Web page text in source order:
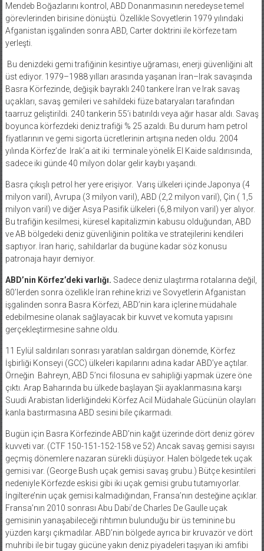
Mendeb Boğazlarını kontrol, ABD Donanmasının neredeyse temel
görevlerinden birisine dönüştü. Özellikle Sovyetlerin 1979 yılındaki
Afganistan işgalinden sonra ABD, Carter doktrini ile körfeze tam
yerleşti.
Bu denizdeki gemi trafiğinin kesintiye uğraması, enerji güvenliğini alt
üst ediyor. 1979–1988 yılları arasında yaşanan İran–Irak savaşında
Basra Körfezinde, değişik bayraklı 240 tankere İran ve Irak savaş
uçakları, savaş gemileri ve sahildeki füze bataryaları tarafından
taarruz geliştirildi. 240 tankerin 55’i batırıldı veya ağır hasar aldı. Savaş
boyunca körfezdeki deniz trafiği % 25 azaldı. Bu durum ham petrol
fiyatlarının ve gemi sigorta ücretlerinin artışına neden oldu. 2004
yılında Körfez’de
Irak’a ait iki terminale yönelik El Kaide saldırısında,
sadece iki günde 40 milyon dolar gelir kaybı yaşandı.
Basra çıkışlı petrol her yere erişiyor. Varış ülkeleri içinde Japonya (4
milyon varil), Avrupa (3 milyon varil), ABD (2,2 milyon varil), Çin ( 1,5
milyon varil) ve diğer Asya Pasifik ülkeleri (6,8 milyon varil) yer alıyor.
Bu trafiğin kesilmesi, küresel kapitalizmin kabusu olduğundan, ABD
ve AB bölgedeki deniz güvenliğinin politika ve stratejilerini kendileri
saptıyor. İran hariç, sahildarlar da bugüne kadar söz konusu
patronaja hayır demiyor.
ABD’nin Körfez’deki varlığı. Sadece deniz ulaştırma rotalarına değil,
80’lerden sonra özellikle İran rehine krizi ve Sovyetlerin Afganistan
işgalinden sonra Basra Körfezi, ABD’nin kara içlerine müdahale
edebilmesine olanak sağlayacak bir kuvvet ve komuta yapısını
gerçekleştirmesine sahne oldu.
11 Eylül saldırıları sonrası yaratılan saldırgan dönemde, Körfez
İşbirliği Konseyi (GCC) ülkeleri kapılarını adına kadar ABD’ye açtılar.
Örneğin Bahreyn, ABD 5’nci filosuna ev sahipliği yapmak üzere öne
çıktı. Arap Baharında bu ülkede başlayan Şii ayaklanmasına karşı
Suudi Arabistan liderliğindeki Körfez Acil Müdahale Gücünün olayları
kanla bastırmasına ABD sesini bile çıkarmadı.
Bugün için Basra Körfezinde ABD’nin kağıt üzerinde dört deniz görev
kuvveti var. (CTF 150-151-152-158 ve 52) Ancak savaş gemisi sayısı
geçmiş dönemlere nazaran sürekli düşüyor. Halen bölgede tek uçak
gemisi var. (George Bush uçak gemisi savaş grubu.) Bütçe kesintileri
nedeniyle Körfezde eskisi gibi iki uçak gemisi grubu tutamıyorlar.
İngiltere’nin uçak gemisi kalmadığından, Fransa’nın desteğine açıklar.
Fransa’nın 2010 sonrası Abu Dabi’de Charles De Gaulle uçak
gemisinin yanaşabileceği rıhtımın bulunduğu bir üs teminine bu
yüzden karşı çıkmadılar. ABD’nin bölgede ayrıca bir kruvazör ve dört
muhribi ile bir tugay gücüne yakın deniz piyadeleri taşıyan iki amfibi